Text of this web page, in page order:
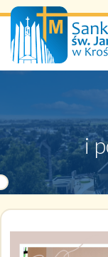
Przejdź
do
treści
i